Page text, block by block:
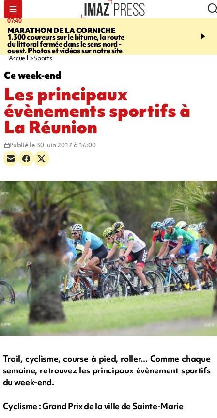
07:40
MARATHON DE LA CORNICHE
1.300 coureurs sur le bitume, la route
du littoral fermée dans le sens nord -
ouest. Photos et vidéos sur notre site
10:33
l’enfance - une
Accueil Sports
Ce week-end
Les principaux
évènements sportifs à
La Réunion
Publié le 30 juin 2017 à 16:00
Trail, cyclisme, course à pied, roller... Comme chaque
semaine, retrouvez les principaux évènement sportifs
du week-end.
Cyclisme : Grand Prix de la ville de Sainte-Marie